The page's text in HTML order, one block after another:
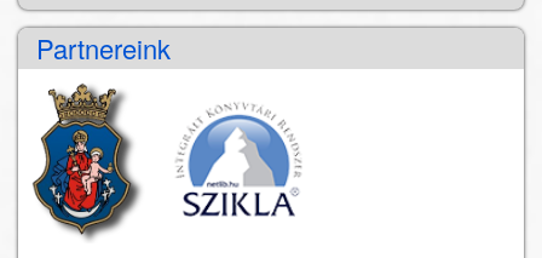
Partnereink